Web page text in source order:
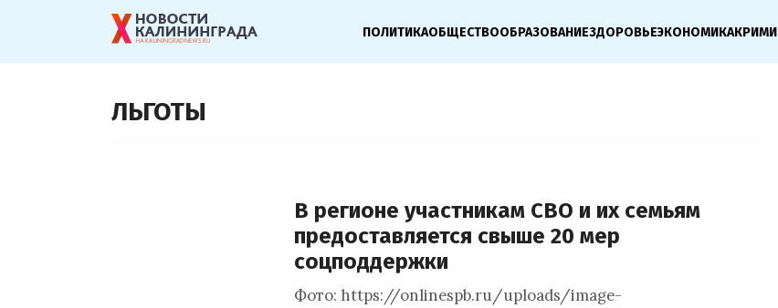
ПОЛИТИКАОБЩЕСТВООБРАЗОВАНИЕЗДОРОВЬЕЭКОНОМИКА
ЛЬГОТЫ
В регионе участникам СВО и их семьям
предоставляется свыше 20 мер
соцподдержки
Фото: https://onlinespb.ru/uploads/image-